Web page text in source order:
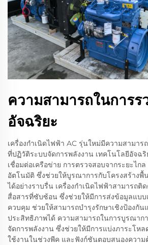
ความสามารถในการร
อัจฉริยะ
เครื่องกำเนิดไฟฟ้า AC รุ่นใหม่มีความสามา
ที่ปฏิวัติระบบจัดการพลังงาน เทคโนโลยีอัจฉริ
เชื่อมต่อเครือข่าย การตรวจสอบจากระยะไก
อัตโนมัติ ซึ่งช่วยให้บูรณาการกับโครงสร้างพื้
ได้อย่างราบรื่น เครื่องกำเนิดไฟฟ้าสามารถติ
สื่อสารที่ซับซ้อน ซึ่งช่วยให้มีการส่งข้อมูลแบบ
ควบคุม ช่วยให้สามารถบำรุงรักษาเชิงป้องกัน
ประสิทธิภาพได้ ความสามารถในการบูรณาก
จัดการพลังงาน ซึ่งช่วยให้มีการแบ่งภาระโห
ใช้งานในช่วงพีค และฟังก์ชันตอบสนองความ